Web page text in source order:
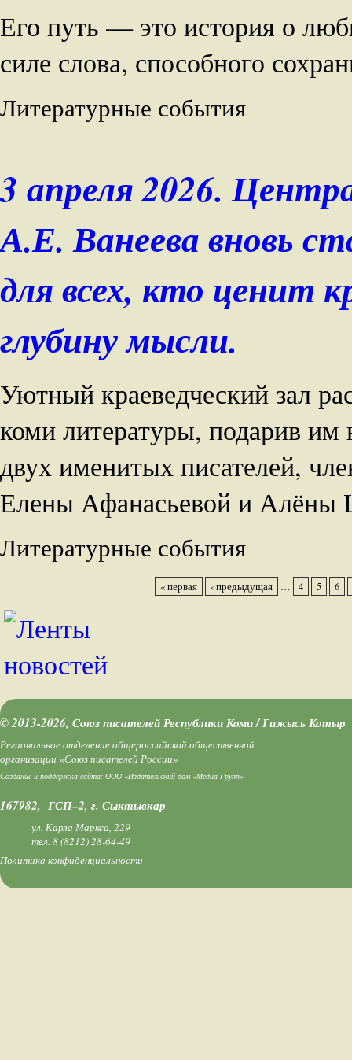
Его путь — это история о
силе слова, способного
Литературные события
3 апреля 2026.
А.Е. Ванеева вновь
для всех, кто ценит
глубину мысли.
Уютный краеведческий зал
коми литературы, подарив
двух именитых писателей,
Елены Афанасьевой и
Литературные события
« первая ‹ предыдущая … 4 5 6
© 2013-2026, Союз писателей Республики Коми / Гижысь Котыр
Региональное отделение общероссийской общественной
организации «Союз писателей России»
Создание и поддержка сайта: ООО «Издательский дом «Медиа-Групп»
167982, ГСП–2, г. Сыктывкар
ул. Карла Маркса, 229
тел. 8 (8212) 28-64-49
Политика конфиденциальности